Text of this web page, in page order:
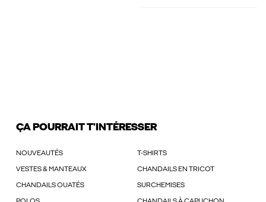
ÇA POURRAIT T'INTÉRESSER
NOUVEAUTÉS T-SHIRTS
VESTES & MANTEAUX CHANDAILS EN TRICOT
CHANDAILS OUATÉS SURCHEMISES